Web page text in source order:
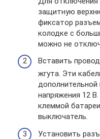
защитную
фиксатор
колодке с
можно не
Вставить
жгута. Эти
дополнительной
напряжения 12
клеммой
выключатель.
Установить